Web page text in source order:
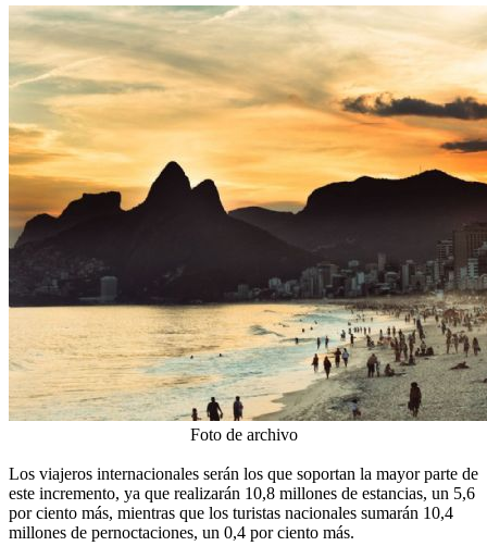
Foto de archivo
Los viajeros internacionales serán los que soportan la mayor parte de
este incremento, ya que realizarán 10,8 millones de estancias, un 5,6
por ciento más, mientras que los turistas nacionales sumarán 10,4
millones de pernoctaciones, un 0,4 por ciento más.